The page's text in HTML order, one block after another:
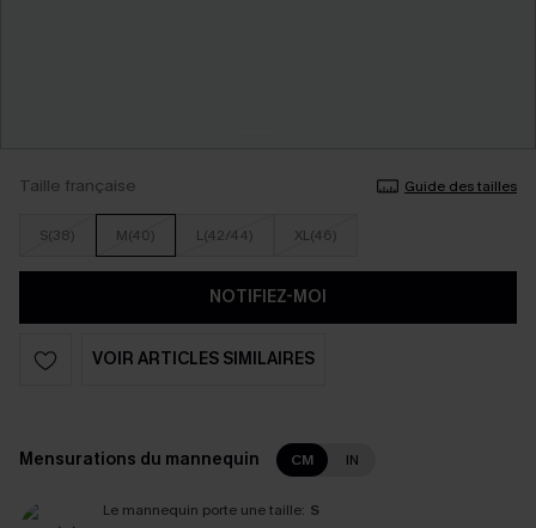
Taille française Guide des tailles
S(38) M(40) L(42/44) XL(46)
NOTIFIEZ-MOI
VOIR ARTICLES SIMILAIRES
Mensurations du mannequin CM IN
Le mannequin porte une taille: S